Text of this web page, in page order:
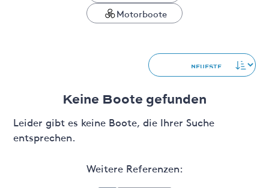
Motorboote
Keine Boote gefunden
Leider gibt es keine Boote, die Ihrer Suche
entsprechen.
Weitere Referenzen: